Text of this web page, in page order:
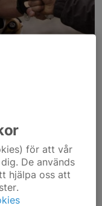
för lite äldre barn
(XC).
konditionsträning,
för att vår
De används
hjälpa oss att